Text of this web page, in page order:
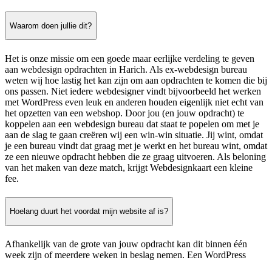
Waarom doen jullie dit?
Het is onze missie om een goede maar eerlijke verdeling te geven
aan webdesign opdrachten in Harich. Als ex-webdesign bureau
weten wij hoe lastig het kan zijn om aan opdrachten te komen die bij
ons passen. Niet iedere webdesigner vindt bijvoorbeeld het werken
met WordPress even leuk en anderen houden eigenlijk niet echt van
het opzetten van een webshop. Door jou (en jouw opdracht) te
koppelen aan een webdesign bureau dat staat te popelen om met je
aan de slag te gaan creëren wij een win-win situatie. Jij wint, omdat
je een bureau vindt dat graag met je werkt en het bureau wint, omdat
ze een nieuwe opdracht hebben die ze graag uitvoeren. Als beloning
van het maken van deze match, krijgt Webdesignkaart een kleine
fee.
Hoelang duurt het voordat mijn website af is?
Afhankelijk van de grote van jouw opdracht kan dit binnen één
week zijn of meerdere weken in beslag nemen. Een WordPress